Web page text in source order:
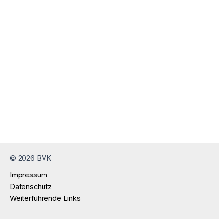
© 2026 BVK
Impressum
Datenschutz
Weiterführende Links